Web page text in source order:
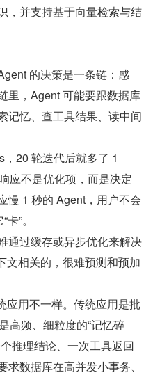
，并支持基于向量检索与结
的决策是一条链：感
里，Agent 可能要跟数据库
忆、查工具结果、读中间
20 轮迭代后就多了 1
应不是优化项，而是决定
慢 1 秒的 Agent，用户不会
”。
通过缓存或异步优化来解决
相关的，很难预测和预加
应用不一样。传统应用是批
高频、细粒度的“记忆碎
推理结论、一次工具返回
数据库在高并发小事务、